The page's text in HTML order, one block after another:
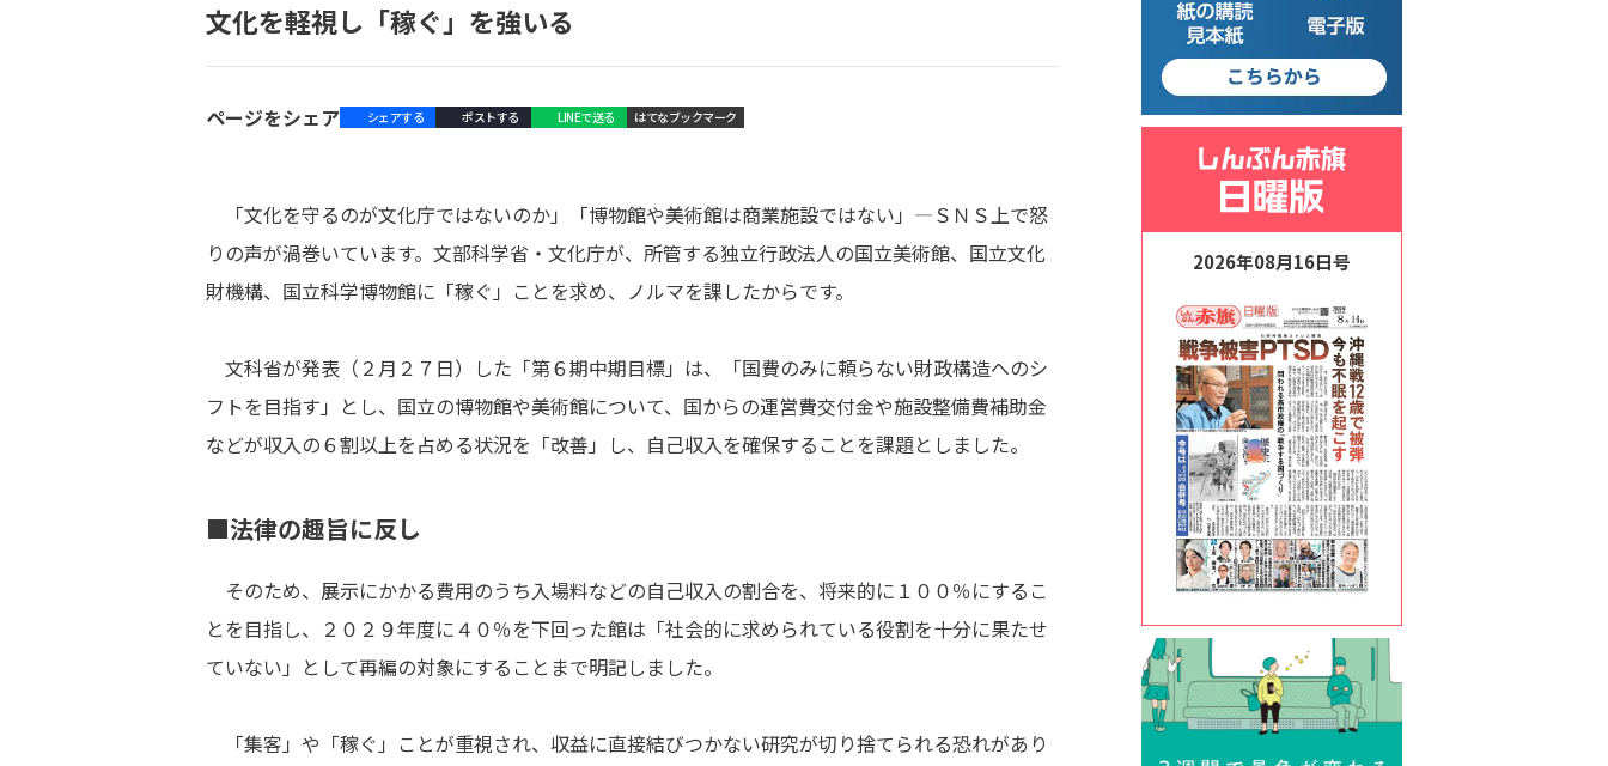
文化を軽視し「稼ぐ」を強いる
ページをシェア シェアする ポストする LINEで送る はてなブックマーク
「文化を守るのが文化庁ではないのか」「博物館や美術館は商業施設ではない」―ＳＮＳ上で怒
りの声が渦巻いています。文部科学省・文化庁が、所管する独立行政法人の国立美術館、国立文化
財機構、国立科学博物館に「稼ぐ」ことを求め、ノルマを課したからです。
文科省が発表（２月２７日）した「第６期中期目標」は、「国費のみに頼らない財政構造へのシ
フトを目指す」とし、国立の博物館や美術館について、国からの運営費交付金や施設整備費補助金
などが収入の６割以上を占める状況を「改善」し、自己収入を確保することを課題としました。
■法律の趣旨に反し
そのため、展示にかかる費用のうち入場料などの自己収入の割合を、将来的に１００％にするこ
とを目指し、２０２９年度に４０％を下回った館は「社会的に求められている役割を十分に果たせ
ていない」として再編の対象にすることまで明記しました。
「集客」や「稼ぐ」ことが重視され、収益に直接結びつかない研究が切り捨てられる恐れがあり
2026年08月16日号